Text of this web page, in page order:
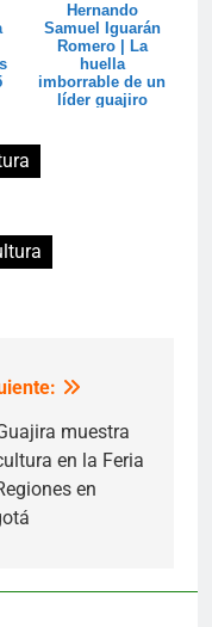
Hernando
Samuel Iguarán
Romero | La
huella
imborrable de un
líder guajiro
muestra
en la Feria
en